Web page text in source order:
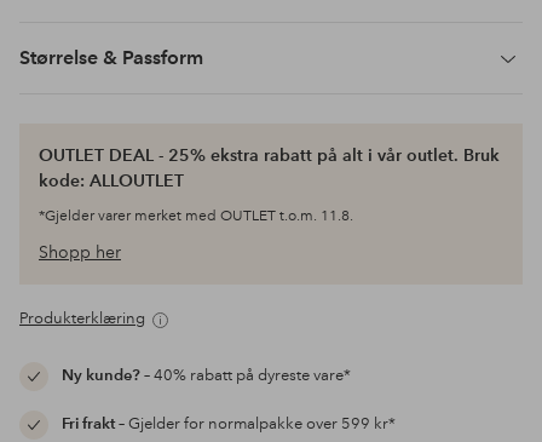
Størrelse & Passform
OUTLET DEAL - 25% ekstra rabatt på alt i vår outlet. Bruk
kode: ALLOUTLET
*Gjelder varer merket med OUTLET t.o.m. 11.8.
Shopp her
Produkterklæring
Ny kunde?– 40% rabatt på dyreste vare*
Fri frakt– Gjelder for normalpakke over 599 kr*